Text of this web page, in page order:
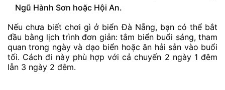
Ngũ Hành Sơn hoặc Hội An.
Nếu chưa biết chơi gì ở biển Đà Nẵng, bạn có thể bắt
đầu bằng lịch trình đơn giản: tắm biển buổi sáng, tham
quan trong ngày và dạo biển hoặc ăn hải sản vào buổi
tối. Cách đi này phù hợp với cả chuyến 2 ngày 1 đêm
lẫn 3 ngày 2 đêm.